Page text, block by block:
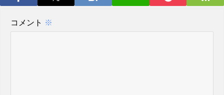
コメント ※